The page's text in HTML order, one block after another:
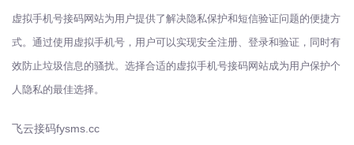
虚拟手机号接码网站为用户提供了解决隐私保护和短信验证问题的便捷方
式。通过使用虚拟手机号，用户可以实现安全注册、登录和验证，同时有
效防止垃圾信息的骚扰。选择合适的虚拟手机号接码网站成为用户保护个
人隐私的最佳选择。
飞云接码fysms.cc